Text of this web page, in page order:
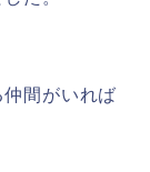
仲間がいれば